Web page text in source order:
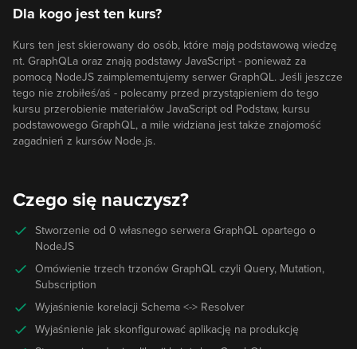
Dla kogo jest ten kurs?
Kurs ten jest skierowany do osób, które mają podstawową wiedzę
nt. GraphQLa oraz znają podstawy JavaScript - ponieważ za
pomocą NodeJS zaimplementujemy serwer GraphQL. Jeśli jeszcze
tego nie zrobiłeś/aś - polecamy przed przystąpieniem do tego
kursu przerobienie materiałów JavaScript od Podstaw, kursu
podstawowego GraphQL, a mile widziana jest także znajomość
zagadnień z kursów Node.js.
Czego się nauczysz?
Stworzenie od 0 własnego serwera GraphQL opartego o
NodeJS
Omówienie trzech trzonów GraphQL czyli Query, Mutation,
Subscription
Wyjaśnienie korelacji Schema <-> Resolver
Wyjaśnienie jak skonfigurować aplikację na produkcję